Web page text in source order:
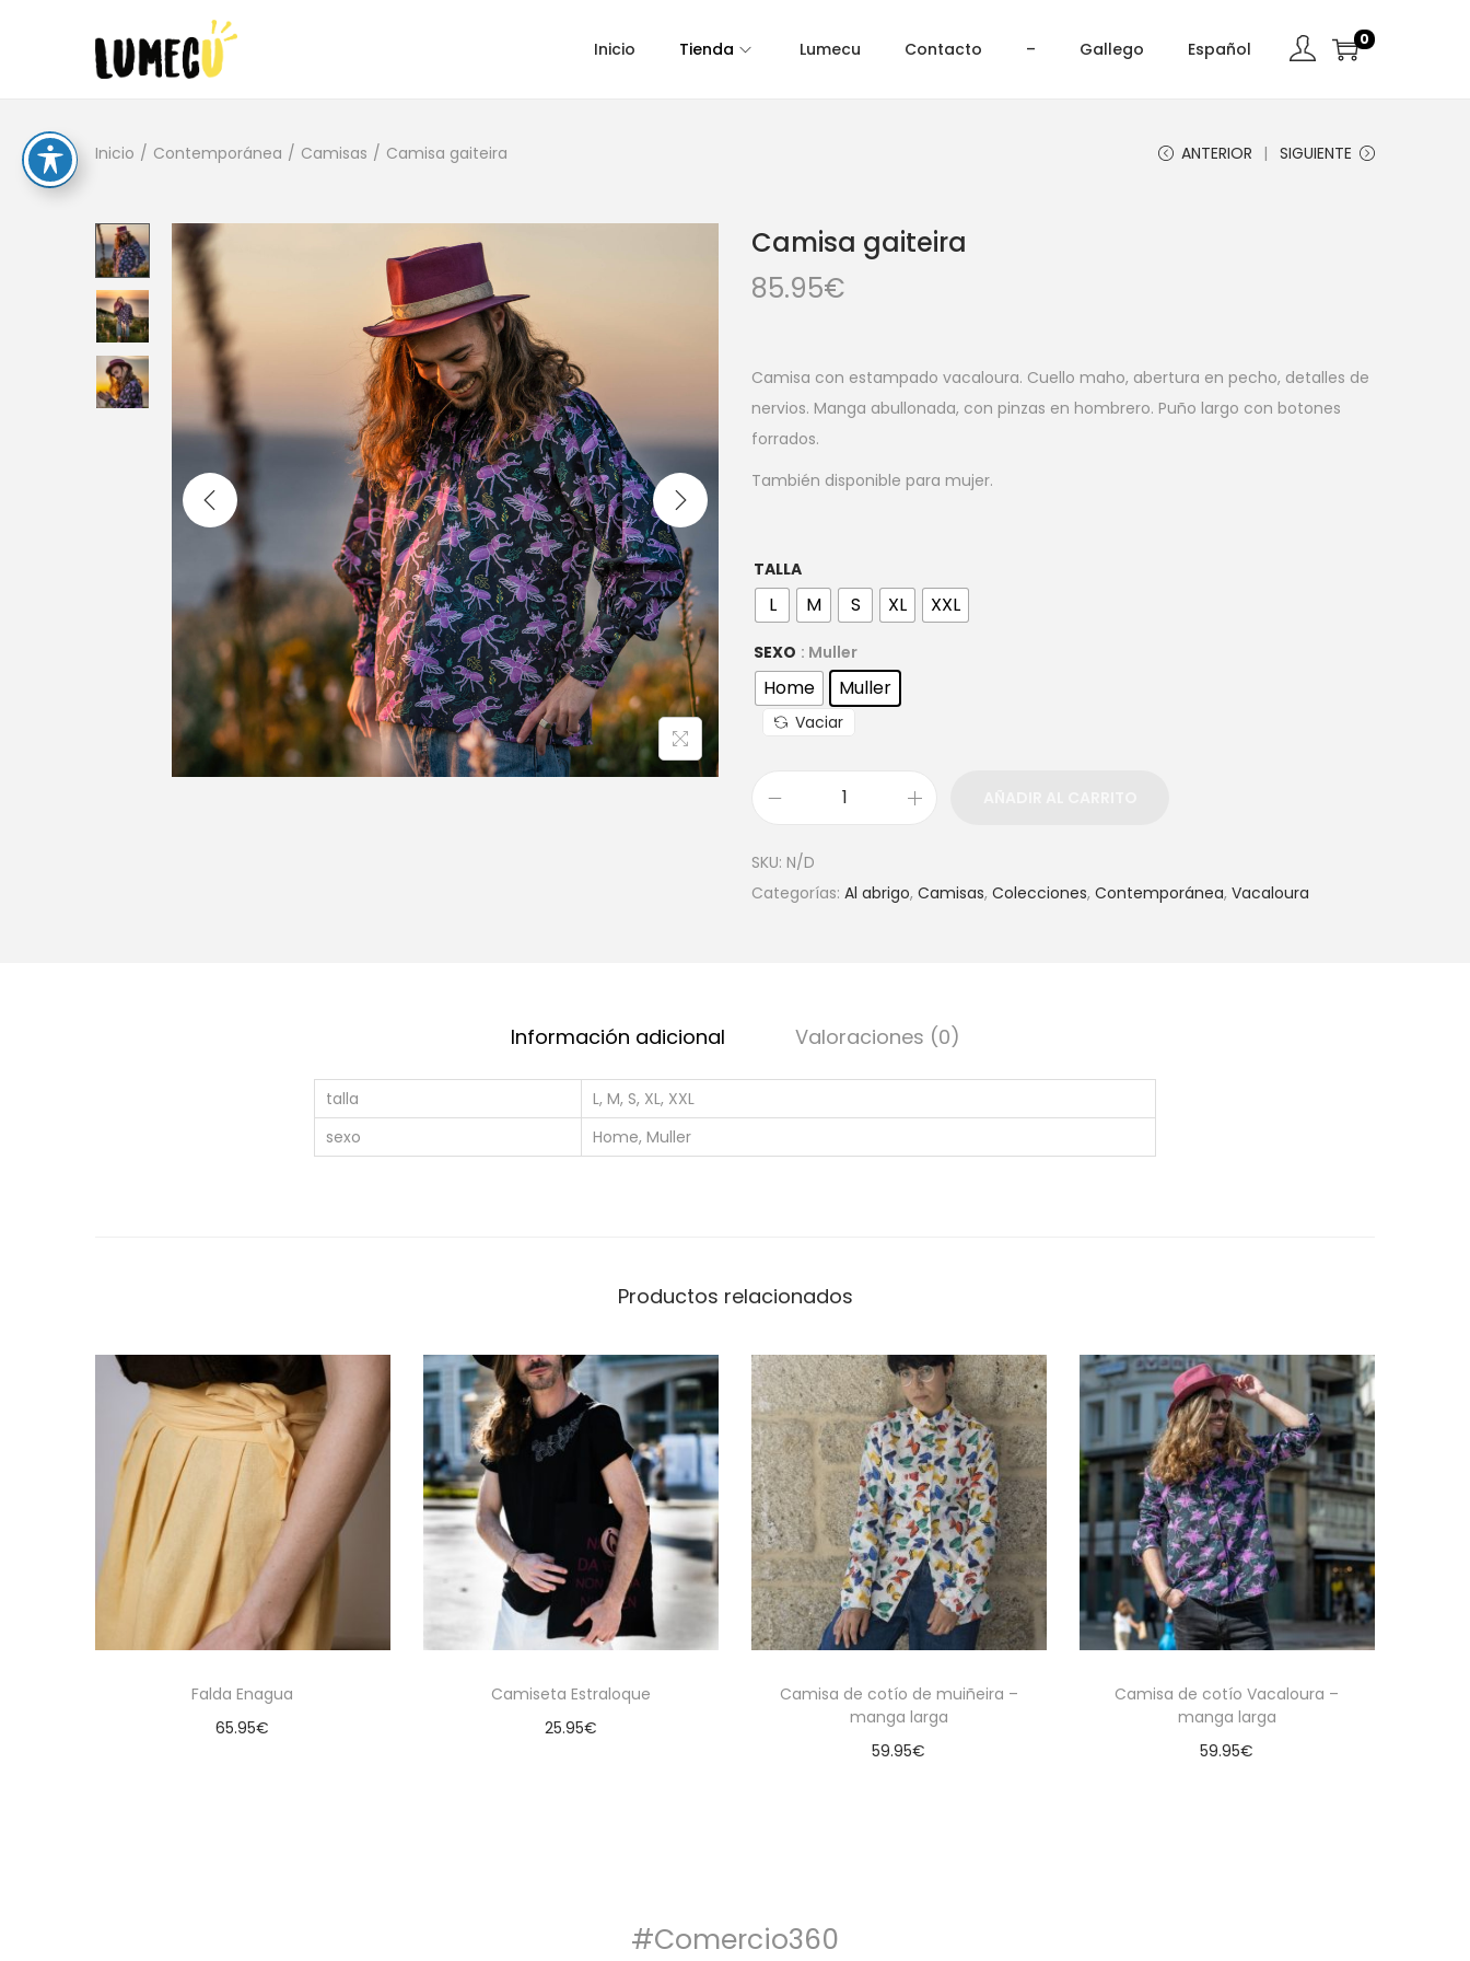
Inicio Tienda Lumecu Contacto – Gallego Español 0
Inicio / Contemporánea / Camisas / Camisa gaiteira ANTERIOR SIGUIENTE
Camisa gaiteira
85.95€
Camisa con estampado vacaloura. Cuello maho, abertura en pecho, detalles de
nervios. Manga abullonada, con pinzas en hombrero. Puño largo con botones
forrados.
También disponible para mujer.
TALLA
L M S XL XXL
SEXO : Muller
Home Muller
Vaciar
SKU: N/D
Categorías: Al abrigo, Camisas, Colecciones, Contemporánea, Vacaloura
Información adicional Valoraciones (0)
talla
L, M, S, XL, XXL
sexo
Home, Muller
Productos relacionados
Falda Enagua
65.95€
Camiseta Estraloque
25.95€
Camisa de cotío de muiñeira –
manga larga
59.95€
Camisa de cotío Vacaloura –
manga larga
59.95€
#Comercio360